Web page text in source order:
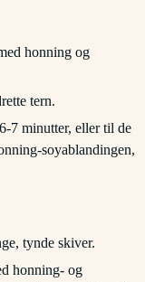
honning og
tern.
7 minutter, eller til de
soyablandingen,
tynde skiver.
honning- og